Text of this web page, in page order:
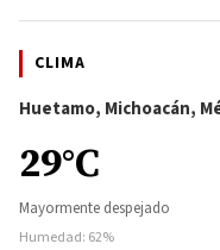
CLIMA
Huetamo, Michoacán,
29°C
Mayormente despejado
Humedad: 62%